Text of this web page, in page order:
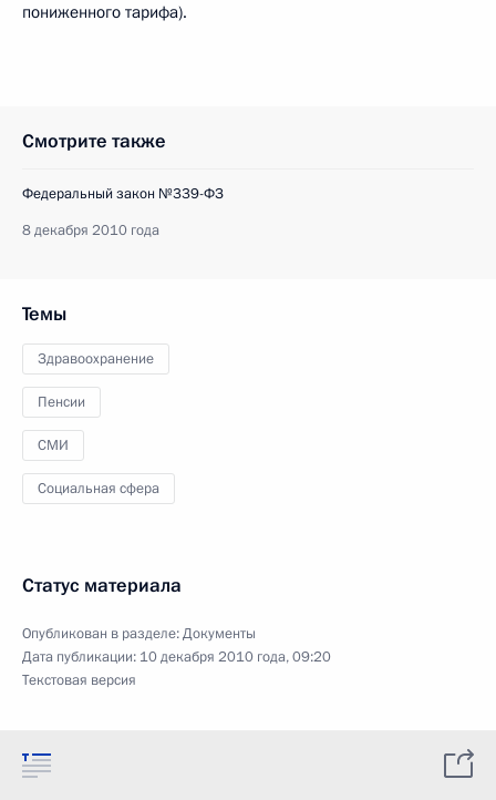
пониженного тарифа).
Смотрите также
Федеральный закон №339-ФЗ
8 декабря 2010 года
Темы
Здравоохранение
Пенсии
СМИ
Социальная сфера
Статус материала
Опубликован в разделе:Документы
Дата публикации: 10 декабря 2010 года, 09:20
Текстовая версия